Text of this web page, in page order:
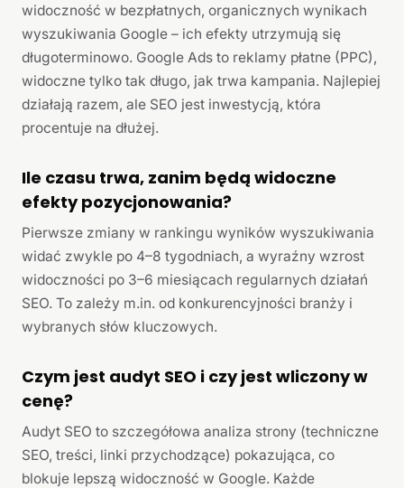
widoczność w bezpłatnych, organicznych wynikach
wyszukiwania Google – ich efekty utrzymują się
długoterminowo. Google Ads to reklamy płatne (PPC),
widoczne tylko tak długo, jak trwa kampania. Najlepiej
działają razem, ale SEO jest inwestycją, która
procentuje na dłużej.
Ile czasu trwa, zanim będą widoczne
efekty pozycjonowania?
Pierwsze zmiany w rankingu wyników wyszukiwania
widać zwykle po 4–8 tygodniach, a wyraźny wzrost
widoczności po 3–6 miesiącach regularnych działań
SEO. To zależy m.in. od konkurencyjności branży i
wybranych słów kluczowych.
Czym jest audyt SEO i czy jest wliczony w
cenę?
Audyt SEO to szczegółowa analiza strony (techniczne
SEO, treści, linki przychodzące) pokazująca, co
blokuje lepszą widoczność w Google. Każde